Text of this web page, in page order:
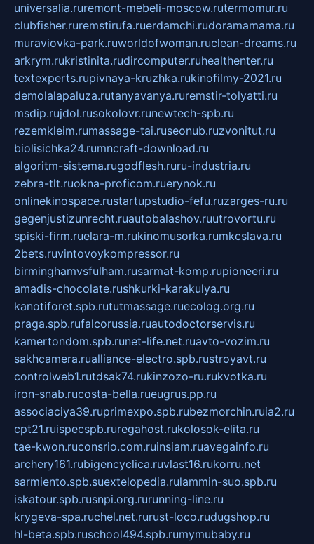
universalia.ruremont-mebeli-moscow.rutermomur.ru
clubfisher.ruremstirufa.ruerdamchi.rudoramamama.ru
muraviovka-park.ruworldofwoman.ruclean-dreams.ru
arkrym.rukristinita.rudircomputer.ruhealthenter.ru
textexperts.rupivnaya-kruzhka.rukinofilmy-2021.ru
demolalapaluza.rutanyavanya.ruremstir-tolyatti.ru
msdip.rujdol.rusokolovr.runewtech-spb.ru
rezemkleim.rumassage-tai.ruseonub.ruzvonitut.ru
biolisichka24.rumncraft-download.ru
algoritm-sistema.rugodflesh.ruru-industria.ru
zebra-tlt.ruokna-proficom.ruerynok.ru
onlinekinospace.rustartupstudio-fefu.ruzarges-ru.ru
gegenjustizunrecht.ruautobalashov.ruutrovortu.ru
spiski-firm.ruelara-m.rukinomusorka.rumkcslava.ru
2bets.ruvintovoykompressor.ru
birminghamvsfulham.rusarmat-komp.rupioneeri.ru
amadis-chocolate.rushkurki-karakulya.ru
kanotiforet.spb.rututmassage.ruecolog.org.ru
praga.spb.rufalcorussia.ruautodoctorservis.ru
kamertondom.spb.runet-life.net.ruavto-vozim.ru
sakhcamera.rualliance-electro.spb.rustroyavt.ru
controlweb1.rutdsak74.rukinzozo-ru.rukvotka.ru
iron-snab.rucosta-bella.rueugrus.pp.ru
associaciya39.ruprimexpo.spb.rubezmorchin.ruia2.ru
cpt21.ruispecspb.ruregahost.rukolosok-elita.ru
tae-kwon.ruconsrio.com.ruinsiam.ruavegainfo.ru
archery161.rubigencyclica.ruvlast16.rukorru.net
sarmiento.spb.suextelopedia.rulammin-suo.spb.ru
iskatour.spb.rusnpi.org.rurunning-line.ru
krygeva-spa.ruchel.net.rurust-loco.rudugshop.ru
hl-beta.spb.ruschool494.spb.rumymubaby.ru